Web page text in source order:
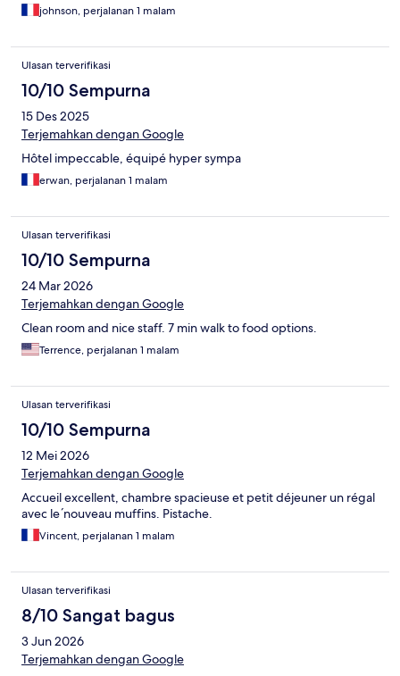
johnson, perjalanan 1 malam
Ulasan terverifikasi
10/10 Sempurna
15 Des 2025
Terjemahkan dengan Google
Hôtel impeccable, équipé hyper sympa
erwan, perjalanan 1 malam
Ulasan terverifikasi
10/10 Sempurna
24 Mar 2026
Terjemahkan dengan Google
Clean room and nice staff. 7 min walk to food options.
Terrence, perjalanan 1 malam
Ulasan terverifikasi
10/10 Sempurna
12 Mei 2026
Terjemahkan dengan Google
Accueil excellent, chambre spacieuse et petit déjeuner un régal
avec le ́nouveau muffins. Pistache.
Vincent, perjalanan 1 malam
Ulasan terverifikasi
8/10 Sangat bagus
3 Jun 2026
Terjemahkan dengan Google